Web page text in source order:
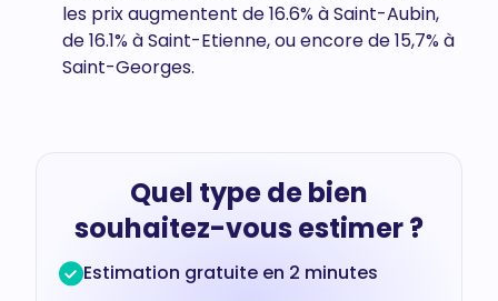
les prix augmentent de 16.6% à Saint-Aubin,
de 16.1% à Saint-Etienne, ou encore de 15,7% à
Saint-Georges.
Quel type de bien
souhaitez-vous estimer ?
Estimation gratuite en 2 minutes